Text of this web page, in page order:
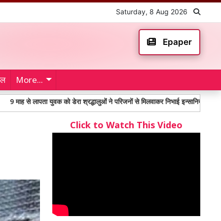
Saturday, 8 Aug 2026
Epaper
More...
युवक को डेरा श्रद्धालुओं ने परिजनों से मिलवाकर निभाई इन्सानियत महंगाई भत्ते
Click to Watch This Video